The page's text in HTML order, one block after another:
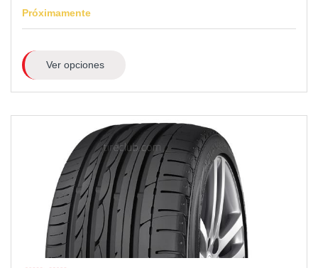
Próximamente
Ver opciones